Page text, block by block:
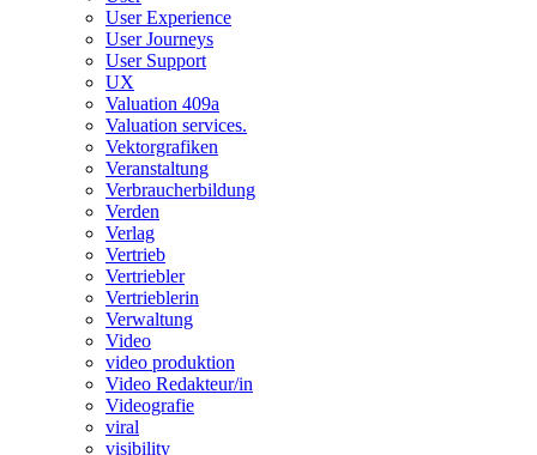
User Experience
User Journeys
User Support
UX
Valuation 409a
Valuation services.
Vektorgrafiken
Veranstaltung
Verbraucherbildung
Verden
Verlag
Vertrieb
Vertriebler
Vertrieblerin
Verwaltung
Video
video produktion
Video Redakteur/in
Videografie
viral
visibility